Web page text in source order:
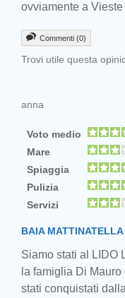
ovviamente a
Commenti (0)
Trovi utile questa
anna
Voto medio
Mare
Spiaggia
Pulizia
Servizi
BAIA MATTINATELLA
Siamo stati al LIDO
la famiglia Di
stati conquistati